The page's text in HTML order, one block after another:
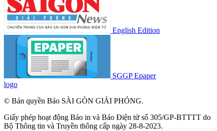
English Edition
SGGP Epaper
logo
© Bản quyền Báo SÀI GÒN GIẢI PHÓNG.
Giấy phép hoạt động Báo in và Báo Điện tử số 305/GP-BTTTT do
Bộ Thông tin và Truyền thông cấp ngày 28-8-2023.